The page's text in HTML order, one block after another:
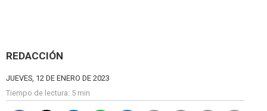
REDACCIÓN
JUEVES, 12 DE ENERO DE 2023
Tiempo de lectura: 5 min